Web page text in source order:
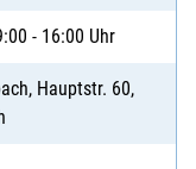
- 16:00 Uhr
Hauptstr. 60,